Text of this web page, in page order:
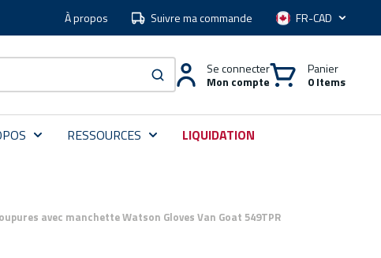
À propos Suivre ma commande Langue
soumettre une recherche
Se connecter
Mon compte
Panier
0 Items
RESSOURCES LIQUIDATION
avec manchette Watson Gloves Van Goat 549TPR